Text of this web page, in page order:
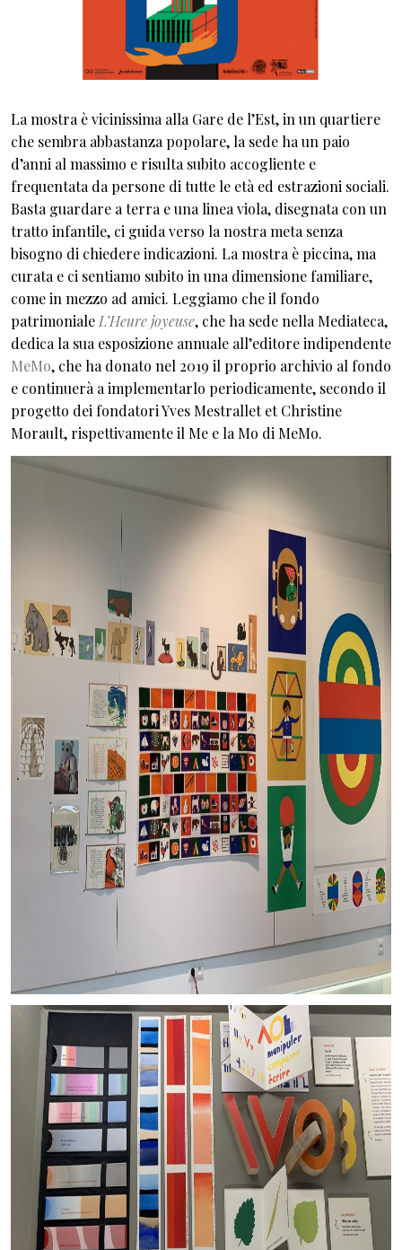
La mostra è vicinissima alla Gare de l’Est, in un quartiere
che sembra abbastanza popolare, la sede ha un paio
d’anni al massimo e risulta subito accogliente e
frequentata da persone di tutte le età ed estrazioni sociali.
Basta guardare a terra e una linea viola, disegnata con un
tratto infantile, ci guida verso la nostra meta senza
bisogno di chiedere indicazioni. La mostra è piccina, ma
curata e ci sentiamo subito in una dimensione familiare,
come in mezzo ad amici. Leggiamo che il fondo
patrimoniale L’Heure joyeuse, che ha sede nella Mediateca,
dedica la sua esposizione annuale all’editore indipendente
MeMo, che ha donato nel 2019 il proprio archivio al fondo
e continuerà a implementarlo periodicamente, secondo il
progetto dei fondatori Yves Mestrallet et Christine
Morault, rispettivamente il Me e la Mo di MeMo.